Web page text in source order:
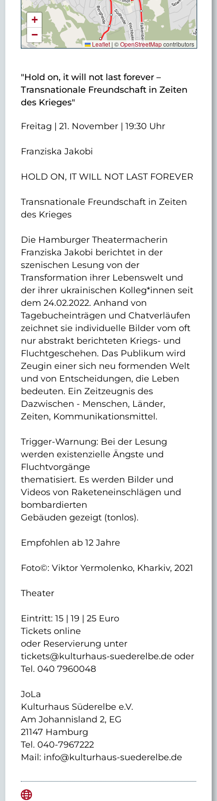
+
−
Leaflet | ©OpenStreetMapcontributors
"Hold on, it will not last forever –
Transnationale Freundschaft in Zeiten
des Krieges"
Freitag | 21. November | 19:30 Uhr
Franziska Jakobi
HOLD ON, IT WILL NOT LAST FOREVER
Transnationale Freundschaft in Zeiten
des Krieges
Die Hamburger Theatermacherin
Franziska Jakobi berichtet in der
szenischen Lesung von der
Transformation ihrer Lebenswelt und
der ihrer ukrainischen Kolleg*innen seit
dem 24.02.2022. Anhand von
Tagebucheinträgen und Chatverläufen
zeichnet sie individuelle Bilder vom oft
nur abstrakt berichteten Kriegs- und
Fluchtgeschehen. Das Publikum wird
Zeugin einer sich neu formenden Welt
und von Entscheidungen, die Leben
bedeuten. Ein Zeitzeugnis des
Dazwischen - Menschen, Länder,
Zeiten, Kommunikationsmittel.
Trigger-Warnung: Bei der Lesung
werden existenzielle Ängste und
Fluchtvorgänge
thematisiert. Es werden Bilder und
Videos von Raketeneinschlägen und
bombardierten
Gebäuden gezeigt (tonlos).
Empfohlen ab 12 Jahre
Foto©: Viktor Yermolenko, Kharkiv, 2021
Theater
Eintritt: 15 | 19 | 25 Euro
Tickets online
oder Reservierung unter
tickets@kulturhaus-suederelbe.de oder
Tel. 040 7960048
JoLa
Kulturhaus Süderelbe e.V.
Am Johannisland 2, EG
21147 Hamburg
Tel. 040-7967222
Mail: info@kulturhaus-suederelbe.de